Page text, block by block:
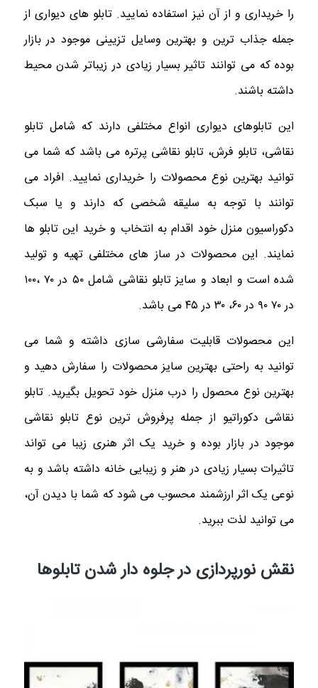
را خریداری و از آن نیز استفاده نمایید. تابلو های دیواری از
جمله جذاب ترین و بهترین وسایل تزیینی موجود در بازار
بوده که می توانند تاثیر بسیار زیادی در زیباتر شدن محیط
داشته باشند.
این تابلوهای دیواری انواع مختلفی دارند که شامل تابلو
نقاشی، تابلو فرش، تابلو نقاشی پرتره می باشد که شما می
توانید بهترین نوع محصولات را خریداری نمایید. افراد می‌
توانند با توجه به سلیقه شخصی که دارند و یا سبک
دکوراسیون منزل خود اقدام به انتخاب و خرید این تابلو ها
نمایند. این محصولات در ساز های مختلفی تهیه و تولید
شده است و ابعاد و سایز تابلو نقاشی شامل ۵۰ در ۷۰ ،۱۰۰
در ۷۰ ۹۰ در ۶۰، ۳۰ در ۴۵ می باشد.
این محصولات قابلیت سفارشی سازی داشته و شما می
توانید به راحتی بهترین سایز محصولات را سفارش دهید و
بهترین نوع محصول را درب منزل خود تحویل بگیرید. تابلو
نقاشی دکوراتیو از جمله پرفروش ترین نوع تابلو نقاشی
موجود در بازار بوده و خرید یک اثر هنری زیبا می تواند
تاثیرات بسیار زیادی در هنر و زیبایی خانه داشته باشد و به
نوعی یک اثر ارزشمند محسوب می شود که شما با دیدن آن،
می توانید لذت ببرید.
نقش نورپردازی در جلوه دار شدن تابلوها